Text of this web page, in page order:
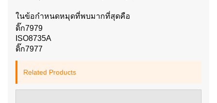
ในข้อกำหนดหมุดที่พบมากที่สุดคือ
ดิ๊ก7979
ISO8735A
ดิ๊ก7977
Related Products